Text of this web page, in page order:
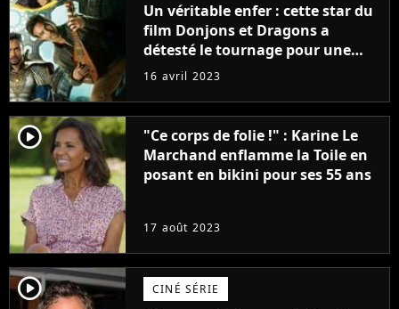
Un véritable enfer : cette star du
film Donjons et Dragons a
détesté le tournage pour une
raison très spéciale
16 avril 2023
player2
"Ce corps de folie !" : Karine Le
Marchand enflamme la Toile en
posant en bikini pour ses 55 ans
17 août 2023
player2 CINÉ SÉRIE